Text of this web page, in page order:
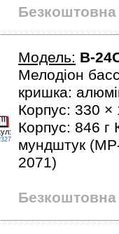
Безкоштовна
Модель: B-
Мелодіон
кришка:
Корпус: 330
Корпус: 846 г
мундштук
2071)
Безкоштовна